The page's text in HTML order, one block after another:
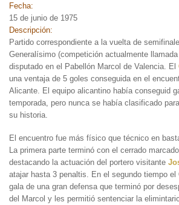
Fecha:
15 de junio de 1975
Descripción:
Partido correspondiente a la vuelta de
Generalísimo (competición actualmente
disputado en el Pabellón Marcol de Valencia. El
una ventaja de 5 goles conseguida en el
Alicante. El equipo alicantino había conseguid
temporada, pero nunca se había clasificado
su historia.
El encuentro fue más físico que técnico en
La primera parte terminó con el cerrado
destacando la actuación del portero visitante
atajar hasta 3 penaltis. En el segundo tiempo el
gala de una gran defensa que terminó por
del Marcol y les permitió sentenciar la